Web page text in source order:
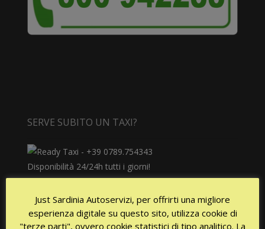
SERVE SUBITO UN TAXI?
Disponibilità 24/24h tutti i giorni!
Just Sardinia Autoservizi, per offrirti una migliore
esperienza digitale su questo sito, utilizza cookie di
"terze parti", ovvero cookie statistici di tipo analitico. La